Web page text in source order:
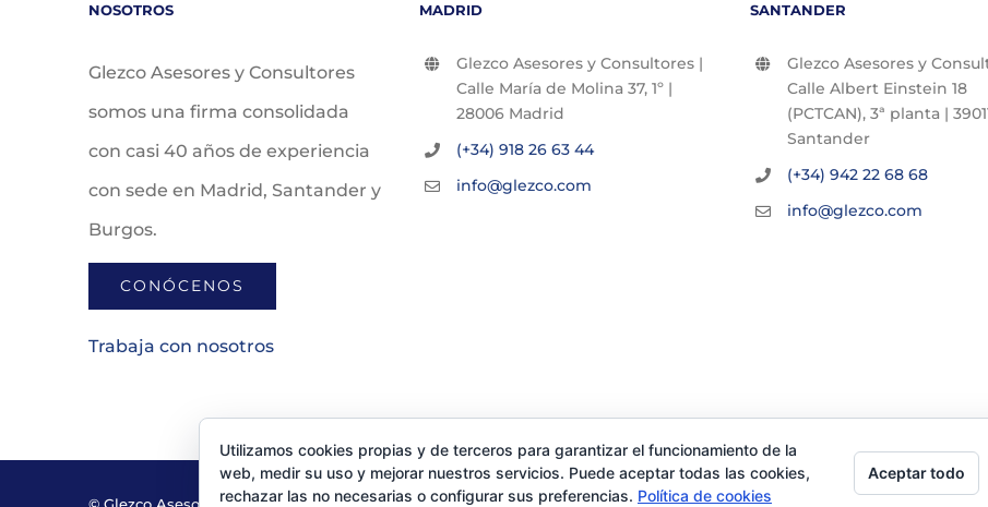
NOSOTROS
Glezco Asesores y Consultores
somos una firma consolidada
con casi 40 años de experiencia
con sede en Madrid, Santander y
Burgos.
CONÓCENOS
Trabaja con nosotros
MADRID
Glezco Asesores y Consultores |
Calle María de Molina 37, 1º |
28006 Madrid
(+34) 918 26 63 44
info@glezco.com
SANTANDER
Glezco Asesores y
Calle Albert Einstein 18
(PCTCAN), 3ª planta |
Santander
(+34) 942 22 68 68
info@glezco.com
Utilizamos cookies propias y de terceros para garantizar el funcionamiento de la
web, medir su uso y mejorar nuestros servicios. Puede aceptar todas las cookies,
rechazar las no necesarias o configurar sus preferencias. Política de cookies
Aceptar todo